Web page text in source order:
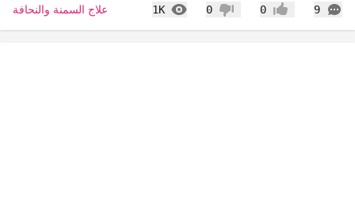
9
التعليقات إعجاب0 عدم إعجاب
0
1K
المشاهدات علاج السمنة والنحافة